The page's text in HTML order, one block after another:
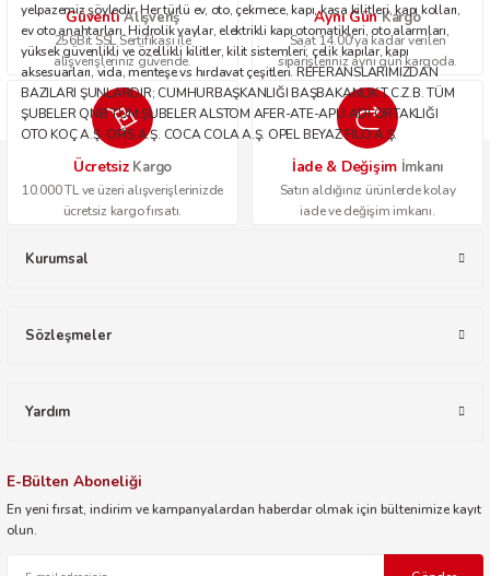
yelpazemiz şöyledir: Her türlü ev, oto, çekmece, kapı, kasa kilitleri, kapı kolları,
ev oto anahtarları. Hidrolik yaylar, elektrikli kapı otomatikleri, oto alarmları,
yüksek güvenlikli ve özellikli kilitler, kilit sistemleri; çelik kapılar, kapı
aksesuarları, vida, menteşe vs hırdavat çeşitleri. REFERANSLARIMIZDAN
BAZILARI ŞUNLARDIR; CUMHURBAŞKANLIĞI BAŞBAKANLIK T.C.Z.B. TÜM
ŞUBELER QNB TÜM ŞUBELER ALSTOM AFER-ATE-APU ADİ ORTAKLIĞI
OTO KOÇ A.Ş. OPİS A.Ş. COCA COLA A.Ş. OPEL BEYAZ FİLO A.Ş.
GüvenliAlışveriş
256Bit SSL Sertifikası ile
alışverişleriniz güvende.
Aynı GünKargo
Saat 14.00'ya kadar verilen
siparişleriniz aynı gün kargoda.
Ücretsiz Kargo
10.000 TL ve üzeri alışverişlerinizde
ücretsiz kargo fırsatı.
İade & Değişim İmkanı
Satın aldığınız ürünlerde kolay
iade ve değişim imkanı.
Kurumsal
Sözleşmeler
Yardım
E-Bülten Aboneliği
En yeni fırsat, indirim ve kampanyalardan haberdar olmak için bültenimize kayıt
olun.